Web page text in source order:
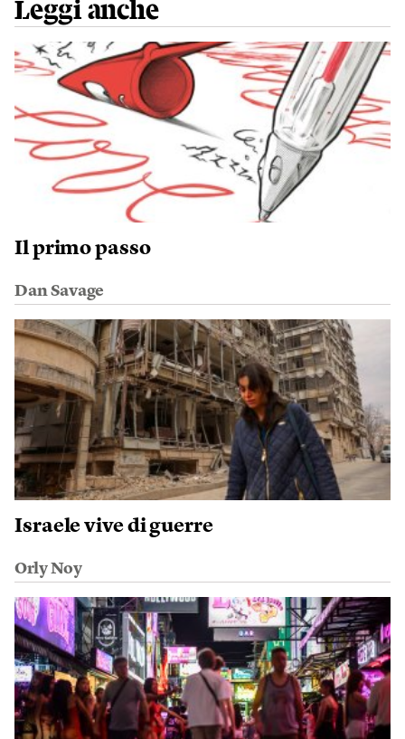
Leggi anche
Il primo passo
Dan Savage
Israele vive di guerre
Orly Noy